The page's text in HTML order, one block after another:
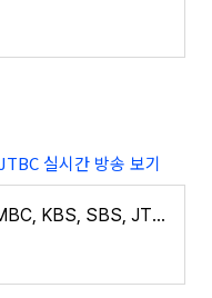
실시간 방송 보기
공중파 실시간TV, MBC, KBS, SBS, JTBC 실시간 방송 보기